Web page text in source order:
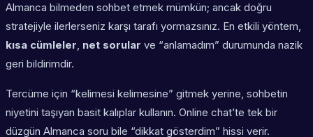
Almanca bilmeden sohbet etmek mümkün; ancak doğru
stratejiyle ilerlerseniz karşı tarafı yormazsınız. En etkili yöntem,
kısa cümleler, net sorular ve “anlamadım” durumunda nazik
geri bildirimdir.
Tercüme için “kelimesi kelimesine” gitmek yerine, sohbetin
niyetini taşıyan basit kalıplar kullanın. Online chat’te tek bir
düzgün Almanca soru bile “dikkat gösterdim” hissi verir.